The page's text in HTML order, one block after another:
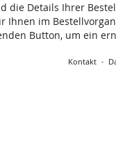
die Details Ihrer
Ihnen im
Button, um ein
Kontakt